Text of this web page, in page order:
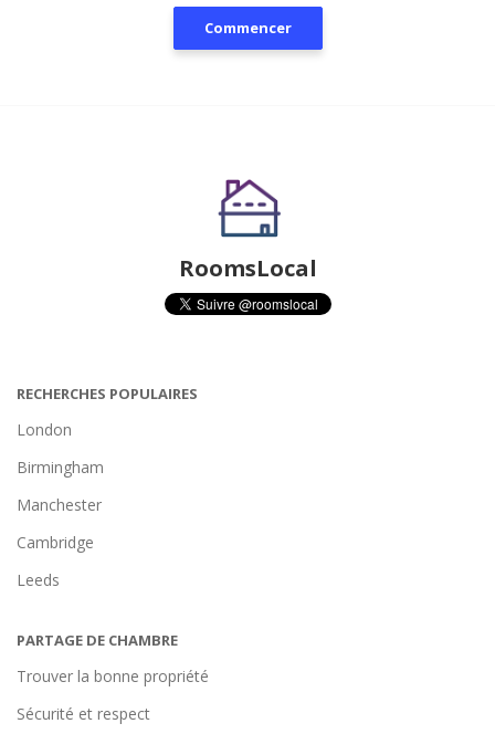
Commencer
RoomsLocal
RECHERCHES POPULAIRES
London
Birmingham
Manchester
Cambridge
Leeds
PARTAGE DE CHAMBRE
Trouver la bonne propriété
Sécurité et respect